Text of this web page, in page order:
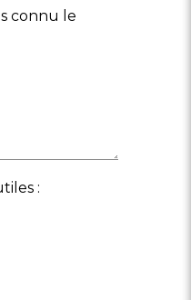
connu le
: